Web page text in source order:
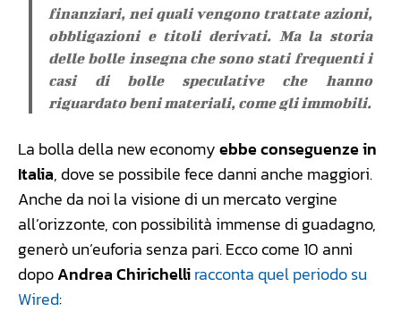
finanziari, nei quali vengono trattate azioni,
obbligazioni e titoli derivati. Ma la storia
delle bolle insegna che sono stati frequenti i
casi di bolle speculative che hanno
riguardato beni materiali, come gli immobili.
La bolla della new economyebbe conseguenze in
Italia, dove se possibile fece danni anche maggiori.
Anche da noi la visione di un mercato vergine
all’orizzonte, con possibilità immense di guadagno,
generò un’euforia senza pari. Ecco come 10 anni
dopoAndrea Chirichelliracconta quel periodo su
Wired: